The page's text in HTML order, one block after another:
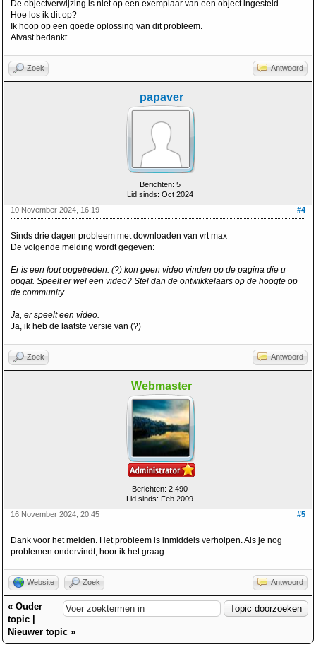
De objectverwijzing is niet op een exemplaar van een object ingesteld.
Hoe los ik dit op?
Ik hoop op een goede oplossing van dit probleem.
Alvast bedankt
Zoek Antwoord
papaver
Berichten: 5
Lid sinds: Oct 2024
#4
10 November 2024, 16:19
Sinds drie dagen probleem met downloaden van vrt max
De volgende melding wordt gegeven:
Er is een fout opgetreden. (?) kon geen video vinden op de pagina die u
opgaf. Speelt er wel een video? Stel dan de ontwikkelaars op de hoogte op
de community.
Ja, er speelt een video.
Ja, ik heb de laatste versie van (?)
Zoek Antwoord
Webmaster
Berichten: 2.490
Lid sinds: Feb 2009
#5
16 November 2024, 20:45
Dank voor het melden. Het probleem is inmiddels verholpen. Als je nog
problemen ondervindt, hoor ik het graag.
Website Zoek Antwoord
« Ouder
topic
Nieuwer topic »